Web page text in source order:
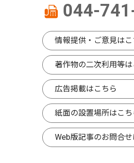
044-
情報提供・ご意見はこ
著作物の二次利用等は
広告掲載はこちら
紙面の設置場所はこち
Web版記事のお問合